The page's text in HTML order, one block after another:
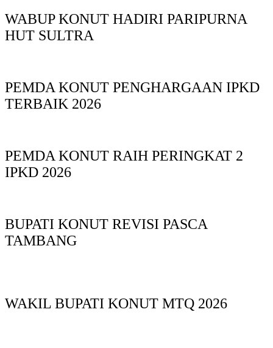
WABUP KONUT HADIRI PARIPURNA
HUT SULTRA
PEMDA KONUT PENGHARGAAN IPKD
TERBAIK 2026
PEMDA KONUT RAIH PERINGKAT 2
IPKD 2026
BUPATI KONUT REVISI PASCA
TAMBANG
WAKIL BUPATI KONUT MTQ 2026